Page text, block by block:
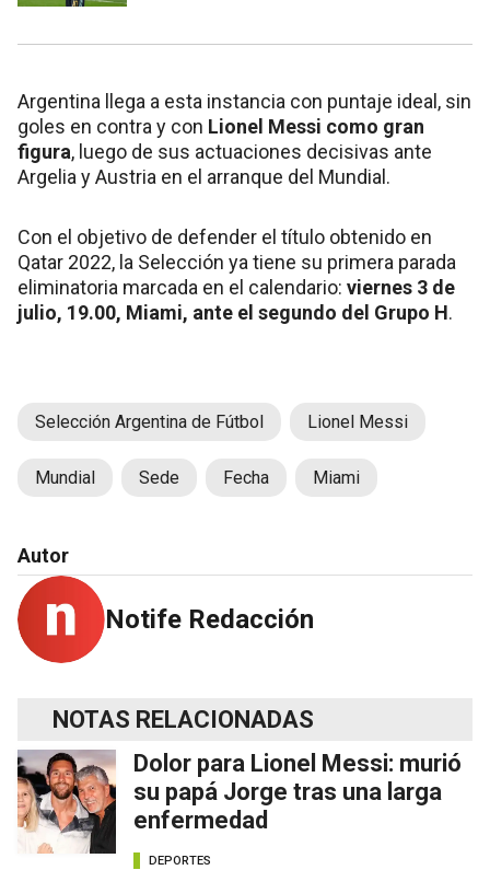
Argentina llega a esta instancia con puntaje ideal, sin
goles en contra y con Lionel Messi como gran
figura, luego de sus actuaciones decisivas ante
Argelia y Austria en el arranque del Mundial.
Con el objetivo de defender el título obtenido en
Qatar 2022, la Selección ya tiene su primera parada
eliminatoria marcada en el calendario: viernes 3 de
julio, 19.00, Miami, ante el segundo del Grupo H.
Selección Argentina de Fútbol Lionel Messi
Mundial Sede Fecha Miami
Autor
Notife Redacción
NOTAS RELACIONADAS
Dolor para Lionel Messi: murió
su papá Jorge tras una larga
enfermedad
DEPORTES